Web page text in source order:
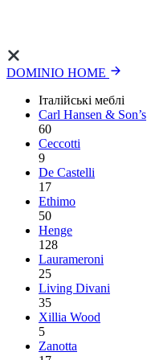
DOMINIO HOME
Італійські меблі
Carl Hansen & Son’s
60
Ceccotti
9
De Castelli
17
Ethimo
50
Henge
128
Laurameroni
25
Living Divani
35
Xillia Wood
5
Zanotta